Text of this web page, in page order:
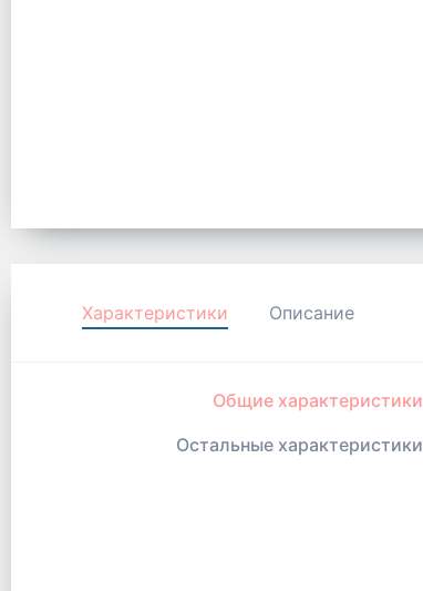
Характеристики Описание
Общие характеристики
Остальные характеристики